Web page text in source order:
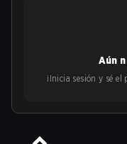
Aún
¡Inicia sesión y sé